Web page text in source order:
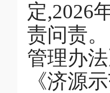
定,2026
责问责
管理办
《济源